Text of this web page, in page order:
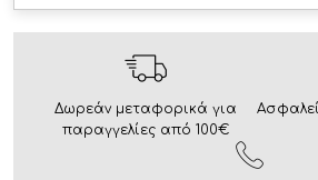
Δωρεάν μεταφορικά για
παραγγελίες από 100€